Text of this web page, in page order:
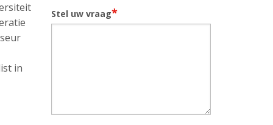
in
Stel uw vraag*